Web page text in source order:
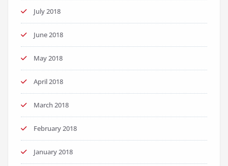
July 2018
June 2018
May 2018
April 2018
March 2018
February 2018
January 2018